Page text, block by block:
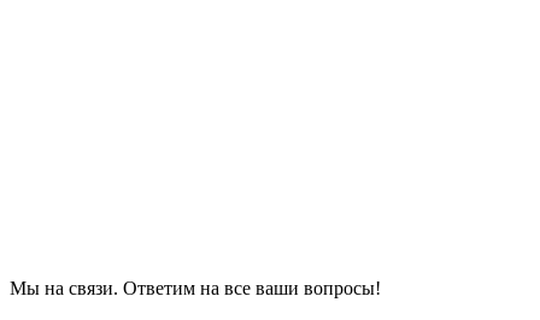
Мы на связи. Ответим на все ваши вопросы!